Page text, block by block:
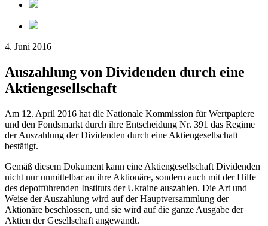
4. Juni 2016
Auszahlung von Dividenden durch eine
Aktiengesellschaft
Am 12. April 2016 hat die Nationale Kommission für Wertpapiere
und den Fondsmarkt durch ihre Entscheidung Nr. 391 das Regime
der Auszahlung der Dividenden durch eine Aktiengesellschaft
bestätigt.
Gemäß diesem Dokument kann eine Aktiengesellschaft Dividenden
nicht nur unmittelbar an ihre Aktionäre, sondern auch mit der Hilfe
des depotführenden Instituts der Ukraine auszahlen. Die Art und
Weise der Auszahlung wird auf der Hauptversammlung der
Aktionäre beschlossen, und sie wird auf die ganze Ausgabe der
Aktien der Gesellschaft angewandt.